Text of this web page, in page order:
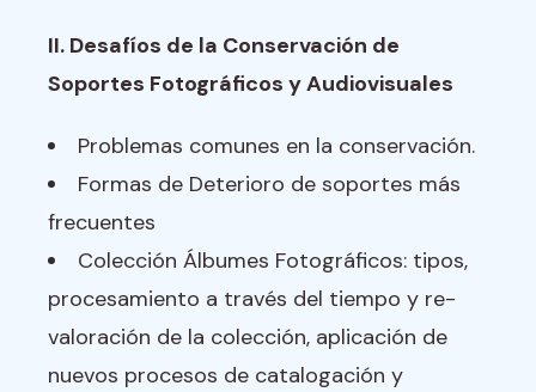
II. Desafíos de la Conservación de
Soportes Fotográficos y Audiovisuales
Problemas comunes en la conservación.
Formas de Deterioro de soportes más
frecuentes
Colección Álbumes Fotográficos: tipos,
procesamiento a través del tiempo y re-
valoración de la colección, aplicación de
nuevos procesos de catalogación y